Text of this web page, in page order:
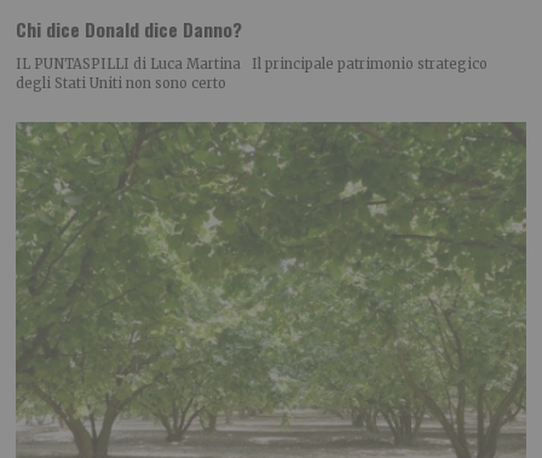
Chi dice Donald dice Danno?
IL PUNTASPILLI di Luca Martina Il principale patrimonio strategico
degli Stati Uniti non sono certo